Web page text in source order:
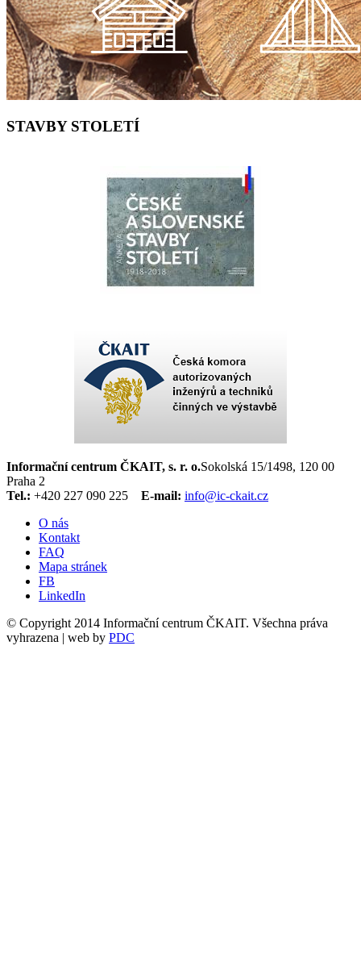
STAVBY STOLETÍ
Informační centrum ČKAIT, s. r. o.Sokolská 15/1498, 120 00
Praha 2
Tel.: +420 227 090 225 E-mail: info@ic-ckait.cz
O nás
Kontakt
FAQ
Mapa stránek
FB
LinkedIn
© Copyright 2014 Informační centrum ČKAIT. Všechna práva
vyhrazena | web by PDC